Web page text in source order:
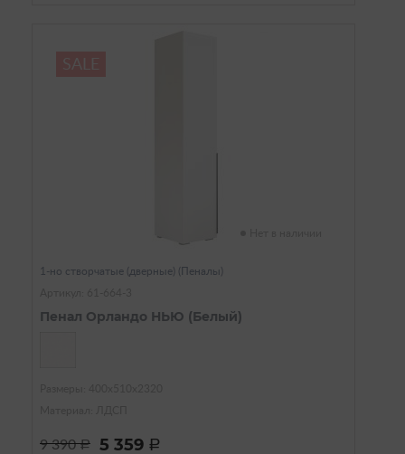
1-но створчатые (дверные) (Пеналы)
Пенал Орландо НЬЮ (Белый)
9 390a 5 359 a